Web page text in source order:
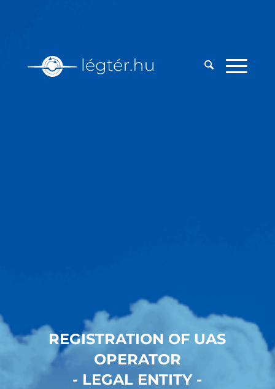
REGISTRATION OF UAS
OPERATOR
- LEGAL ENTITY -